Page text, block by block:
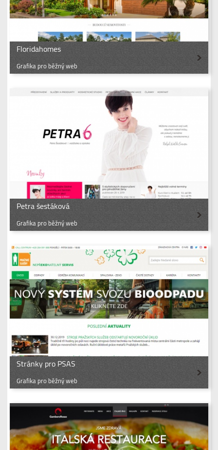
Floridahomes
Grafika pro běžný web
Petra šestáková
Grafika pro běžný web
Stránky pro PSAS
Grafika pro běžný web